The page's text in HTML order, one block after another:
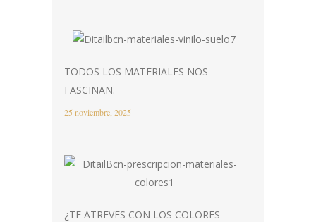
TODOS LOS MATERIALES NOS
FASCINAN.
25 noviembre, 2025
¿TE ATREVES CON LOS COLORES